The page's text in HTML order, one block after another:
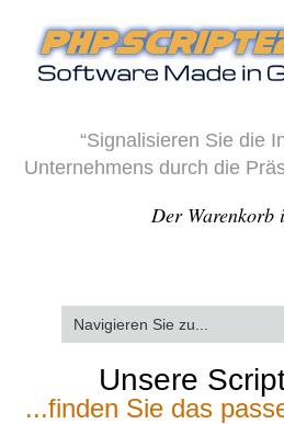
“Signalisieren Sie die
Unternehmens durch die
Der Warenkorb
Unsere
...finden Sie das